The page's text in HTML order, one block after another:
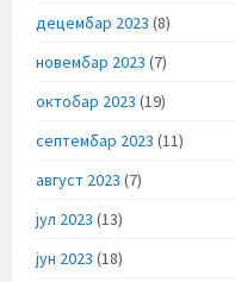
децембар 2023 (8)
новембар 2023 (7)
октобар 2023 (19)
септембар 2023 (11)
август 2023 (7)
јул 2023 (13)
јун 2023 (18)